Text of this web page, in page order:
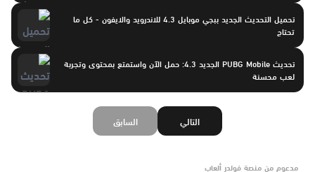
تحميل التحديث الجديد ببجي موبايل 4.3 للاندرويد والايفون - كل ما
تحتاج
تحديث PUBG Mobile الجديد 4.3: حمل الآن واستمتع بمحتوى وتجربة
لعب محسنة
السابق التالي
مدعوم من منصة فولدر ألعاب